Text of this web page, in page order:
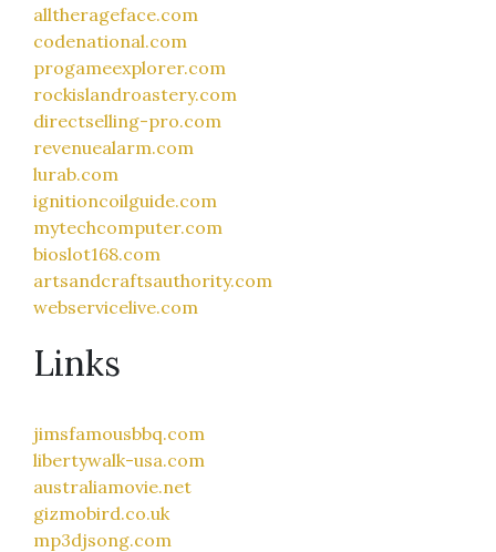
alltherageface.com
codenational.com
progameexplorer.com
rockislandroastery.com
directselling-pro.com
revenuealarm.com
lurab.com
ignitioncoilguide.com
mytechcomputer.com
bioslot168.com
artsandcraftsauthority.com
webservicelive.com
Links
jimsfamousbbq.com
libertywalk-usa.com
australiamovie.net
gizmobird.co.uk
mp3djsong.com